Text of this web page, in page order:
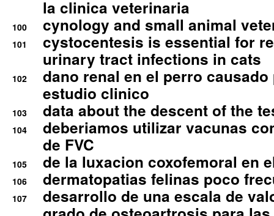
la clinica veterinaria
100 cynology and small animal
101
cystocentesis is essential for
urinary tract infections in cats
102
dano renal en el perro
estudio clinico
103 data about the descent of the
104
deberiamos utilizar vacunas
de FVC
105 de la luxacion coxofemoral en
106 dermatopatias felinas poco
107
desarrollo de una escala de